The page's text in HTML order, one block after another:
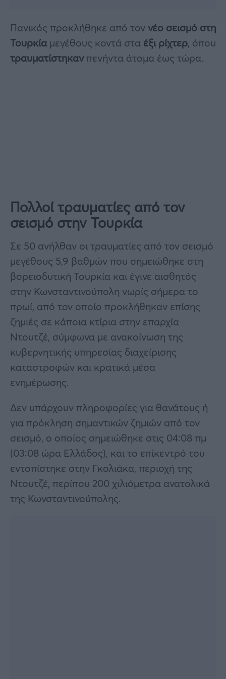
Πανικός προκλήθηκε από τοννέο σεισμό στη
Τουρκίαμεγέθους κοντά στα έξι ρίχτερ, όπου
τραυματίστηκανπενήντα άτομα έως τώρα.
Πολλοί τραυματίες από τον
σεισμό στην Τουρκία
Σε 50 ανήλθαν οι τραυματίες από τον σεισμό
μεγέθους 5,9 βαθμών που σημειώθηκε στη
βορειοδυτική Τουρκία και έγινε αισθητός
στην Κωνσταντινούπολη νωρίς σήμερα το
πρωί, από τον οποίο προκλήθηκαν επίσης
ζημιές σε κάποια κτίρια στην επαρχία
Ντουτζέ, σύμφωνα με ανακοίνωση της
κυβερνητικής υπηρεσίας διαχείρισης
καταστροφών και κρατικά μέσα
ενημέρωσης.
Δεν υπάρχουν πληροφορίες για θανάτους ή
για πρόκληση σημαντικών ζημιών από τον
σεισμό, ο οποίος σημειώθηκε στις 04:08 πμ
(03:08 ώρα Ελλάδος), και το επίκεντρό του
εντοπίστηκε στην Γκολιάκα, περιοχή της
Ντουτζέ, περίπου 200 χιλιόμετρα ανατολικά
της Κωνσταντινούπολης.